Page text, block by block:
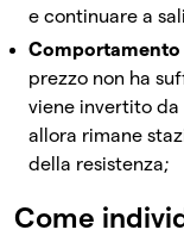
e continuare a
Comportamento
prezzo non ha
viene invertito da
allora rimane
della resistenza;
Come